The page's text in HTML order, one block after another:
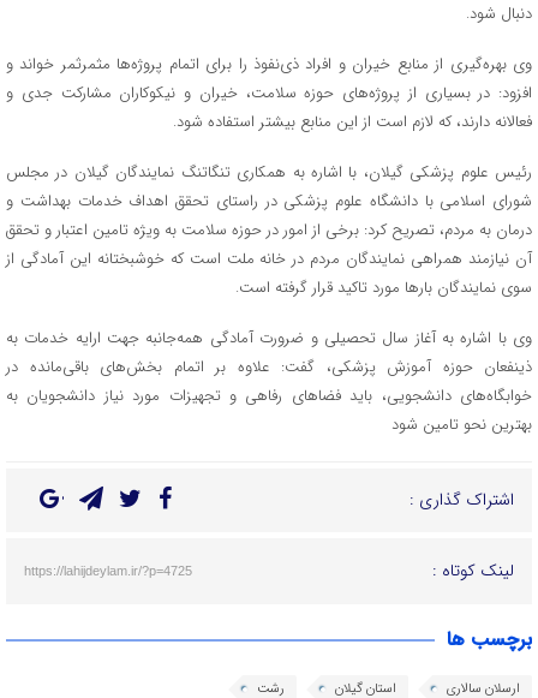
دنبال شود.
وی بهره‌گیری از منابع خیران و افراد ذی‌نفوذ را برای اتمام پروژه‌ها مثمرثمر خواند و
افزود: در بسیاری از پروژه‌های حوزه سلامت، خیران و نیکوکاران مشارکت جدی و
فعالانه دارند، که لازم است از این منابع بیشتر استفاده شود.
رئیس علوم پزشکی گیلان، با اشاره به همکاری تنگاتنگ نمایندگان گیلان در مجلس
شورای اسلامی با دانشگاه علوم پزشکی در راستای تحقق اهداف خدمات بهداشت و
درمان به مردم، تصریح کرد: برخی از امور در حوزه سلامت به ویژه تامین اعتبار و تحقق
آن نیازمند همراهی نمایندگان مردم در خانه ملت است که خوشبختانه این آمادگی از
سوی نمایندگان بارها مورد تاکید قرار گرفته است.
وی با اشاره به آغاز سال تحصیلی و ضرورت آمادگی همه‌جانبه جهت ارایه خدمات به
ذینفعان حوزه آموزش پزشکی، گفت: علاوه بر اتمام بخش‌های باقی‌مانده در
خوابگاه‌های دانشجویی، باید فضاهای رفاهی و تجهیزات مورد نیاز دانشجویان به
بهترین نحو تامین شود
اشتراک گذاری :
لینک کوتاه : https://lahijdeylam.ir/?p=4725
برچسب ها
ارسلان سالاری استان گیلان رشت